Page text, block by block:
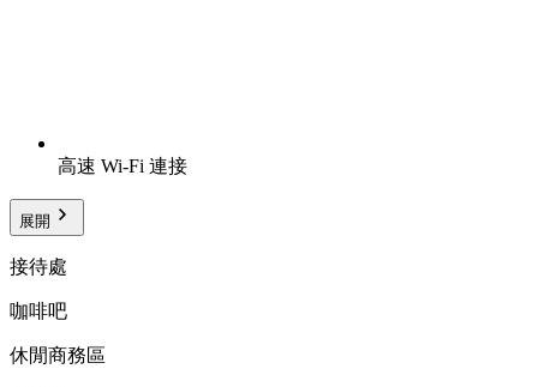
高速 Wi-Fi 連接
展開
接待處
咖啡吧
休閒商務區